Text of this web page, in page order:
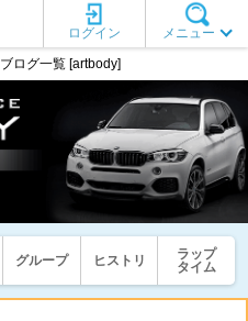
メニュー
ログイン
ブログ一覧 [artbody]
グループ ヒストリ
ラップ
タイム